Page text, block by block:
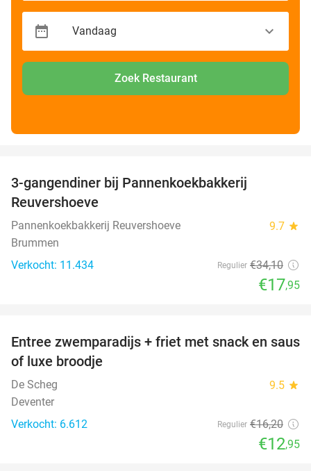
Zoek Restaurant
3-gangendiner bij Pannenkoekbakkerij
Reuvershoeve
Pannenkoekbakkerij Reuvershoeve 9.7 star
Brummen
Verkocht: 11.434
Regulier €34,10
€17,95
20%
Entree zwemparadijs + friet met snack en saus
of luxe broodje
De Scheg 9.5 star
Deventer
Verkocht: 6.612
Regulier €16,20
€12,95